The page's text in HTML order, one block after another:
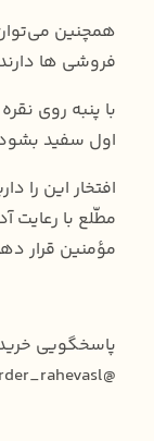
همچنین می‌توان
فروشی ها
با پنبه روی
اول سفید
افتخار این را
مطّلع با رعایت
مؤمنین قرار
پاسخگویی خرید
@order_rahevasl